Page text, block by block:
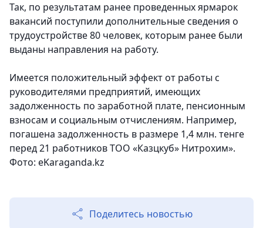
Так, по результатам ранее проведенных ярмарок
вакансий поступили дополнительные сведения о
трудоустройстве 80 человек, которым ранее были
выданы направления на работу.
Имеется положительный эффект от работы с
руководителями предприятий, имеющих
задолженность по заработной плате, пенсионным
взносам и социальным отчислениям. Например,
погашена задолженность в размере 1,4 млн. тенге
перед 21 работников ТОО «Казцкуб» Нитрохим».
Фото: eKaraganda.kz
Поделитесь новостью